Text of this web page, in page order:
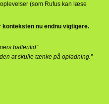
(som Rufus kan læse
nu endnu vigtigere.
batteritid”
at skulle tænke på opladning.”